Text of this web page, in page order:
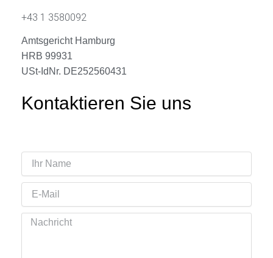
+43 1 3580092
Amtsgericht Hamburg
HRB 99931
USt-IdNr. DE252560431
Kontaktieren Sie uns
Name
Nachricht